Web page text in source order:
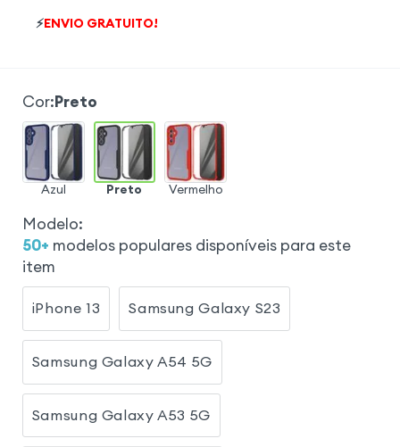
⚡ENVIO GRATUITO!
Cor:Preto
Azul Preto Vermelho
Modelo:
50+ modelos populares disponíveis para este
item
iPhone 13 Samsung Galaxy S23
Samsung Galaxy A54 5G
Samsung Galaxy A53 5G